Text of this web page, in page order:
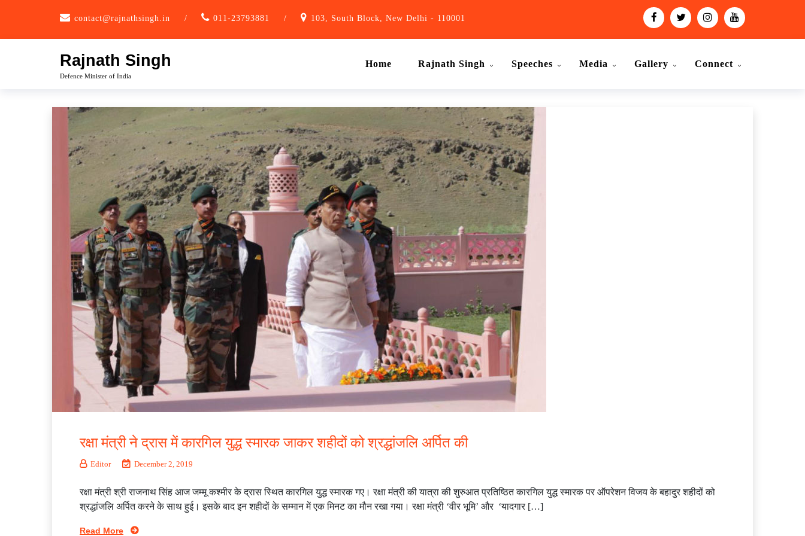
contact@rajnathsingh.in / 011-23793881 / 103, South Block, New Delhi - 110001
Rajnath Singh
Defence Minister of India
Home Rajnath Singh Speeches Media Gallery Connect
रक्षा मंत्री ने द्रास में कारगिल युद्ध स्मारक जाकर शहीदों को श्रद्धांजलि अर्पित की
Editor December 2, 2019
रक्षा मंत्री श्री राजनाथ सिंह आज जम्मू कश्मीर के द्रास स्थित कारगिल युद्ध स्मारक गए। रक्षा मंत्री की यात्रा की शुरुआत प्रतिष्ठित कारगिल युद्ध स्मारक पर ऑपरेशन विजय के बहादुर शहीदों को
श्रद्धांजलि अर्पित करने के साथ हुई। इसके बाद इन शहीदों के सम्मान में एक मिनट का मौन रखा गया। रक्षा मंत्री ‘वीर भूमि’ और ‘यादगार […]
Read More